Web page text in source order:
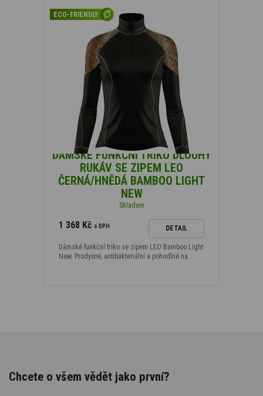
ECO-FRIENDLY
DÁMSKÉ FUNKČNÍ TRIKO DLOUHÝ
RUKÁV SE ZIPEM LEO
ČERNÁ/HNĚDÁ BAMBOO LIGHT
NEW
Skladem
1 368 Kč s DPH DETAIL
Dámské funkční triko se zipem LEO Bamboo Light
New. Prodyšné, antibakteriální a pohodlné na…
Chcete o všem vědět jako první?